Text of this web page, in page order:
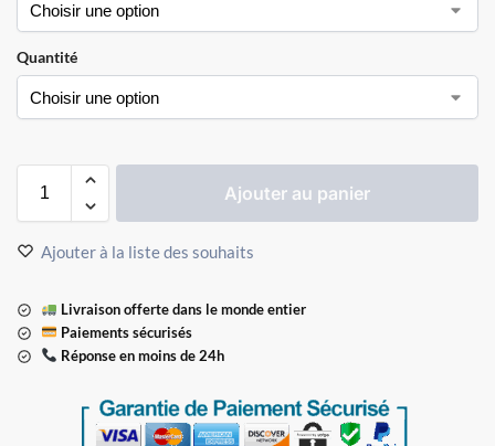
Quantité
Ajouter au panier
Ajouter à la liste des souhaits
Livraison offerte dans le monde entier
Paiements sécurisés
Réponse en moins de 24h